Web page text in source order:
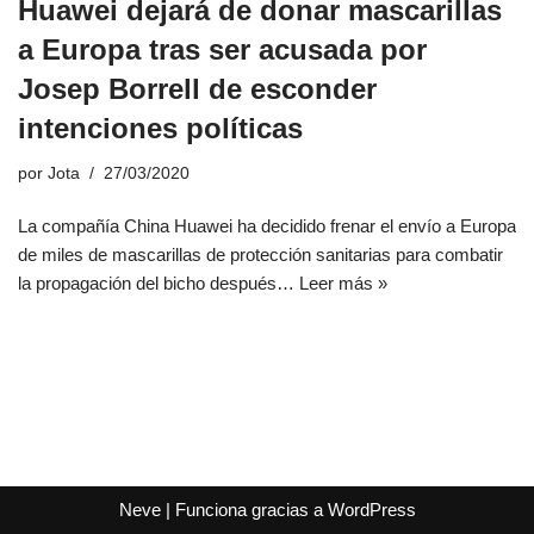
Huawei dejará de donar mascarillas
a Europa tras ser acusada por
Josep Borrell de esconder
intenciones políticas
por Jota 27/03/2020
La compañía China Huawei ha decidido frenar el envío a Europa
de miles de mascarillas de protección sanitarias para combatir
la propagación del bicho después… Leer más »
Neve| Funciona gracias a WordPress